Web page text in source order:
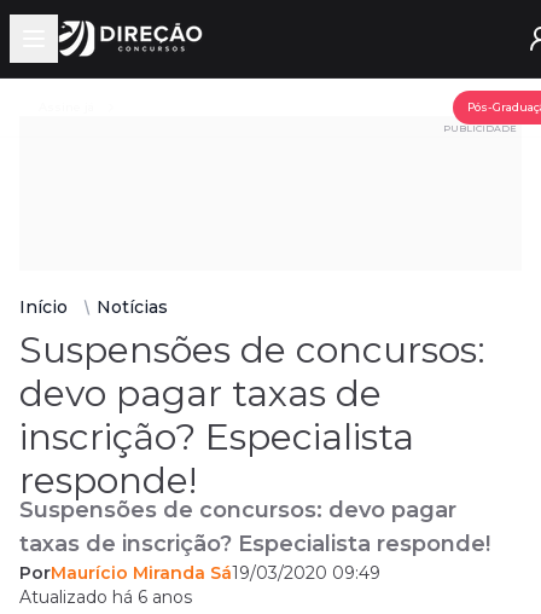
Open main menu
Pós-
PUBLICIDADE
Início Notícias
Suspensões de concursos:
devo pagar taxas de
inscrição? Especialista
responde!
Suspensões de concursos: devo pagar
taxas de inscrição? Especialista responde!
PorMaurício Miranda Sá19/03/2020 09:49
Atualizado há 6 anos